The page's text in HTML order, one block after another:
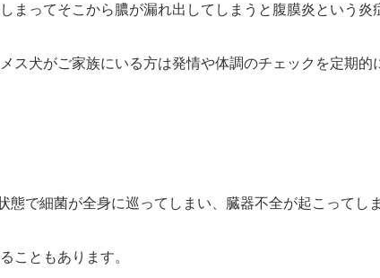
まってそこから膿が漏れ出してしまうと腹膜炎という炎
ス犬がご家族にいる方は発情や体調のチェックを定期的
で細菌が全身に巡ってしまい、臓器不全が起こってし
こともあります。